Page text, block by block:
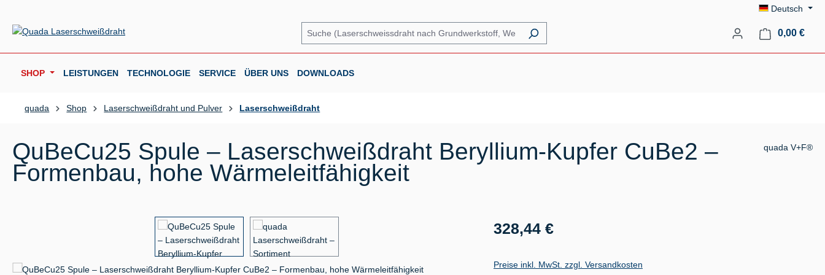
Deutsch
0,00 €
SHOP LEISTUNGEN TECHNOLOGIE SERVICE ÜBER UNS DOWNLOADS
quada Shop Laserschweißdraht und Pulver Laserschweißdraht
QuBeCu25 Spule – Laserschweißdraht Beryllium-Kupfer CuBe2 –
Formenbau, hohe Wärmeleitfähigkeit
quada V+F®
Regulärer Preis:
328,44 €
Preise inkl. MwSt. zzgl. Versandkosten